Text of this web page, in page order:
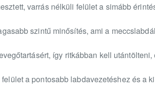
varrás nélküli felület a simább
szintű minősítés, ami a
így ritkábban kell
a pontosabb labdavezetéshez és a